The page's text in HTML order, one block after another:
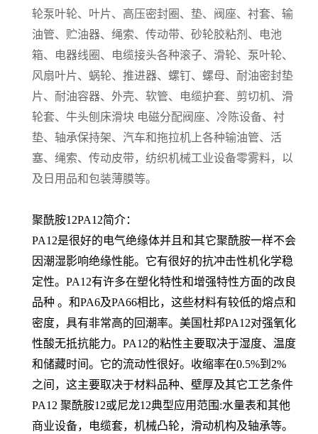
轮泵叶轮、叶片、高压密封圈、垫、阀座、衬套、输
油管、贮油器、绳索、传动带、砂轮胶粘剂、电池
箱、电器线圈、电缆接头各种滚子、滑轮、泵叶轮、
风扇叶片、蜗轮、推进器、螺钉、螺母、耐油密封垫
片、耐油容器、外壳、软管、电缆护套、剪切机、滑
轮套、牛头刨床滑块 电磁分配阀座、冷陈设备、衬
垫、轴承保持架、汽车和拖拉机上各种输油管、活
塞、绳索、传动皮带，纺织机械工业设备零雾料，以
及日用品和包装薄膜等。
聚酰胺12PA12简介：
PA12是很好的电气绝缘体并且和其它聚酰胺一样不会
因潮湿影响绝缘性能。它有很好的抗冲击性机化学稳
定性。PA12有许多在塑化特性和增强特性方面的改良
品种 。和PA6及PA66相比，这些材料有较低的熔点和
密度，具有非常高的回潮率。美国杜邦PA12对强氧化
性酸无抵抗能力。PA12的粘性主要取决于湿度、温度
和储藏时间。它的流动性很好。收缩率在0.5%到2%
之间，这主要取决于材料品种、壁厚及其它工艺条件
PA12 聚酰胺12或尼龙12典型应用范围:水量表和其他
商业设备，电缆套，机械凸轮，滑动机构及轴承等。